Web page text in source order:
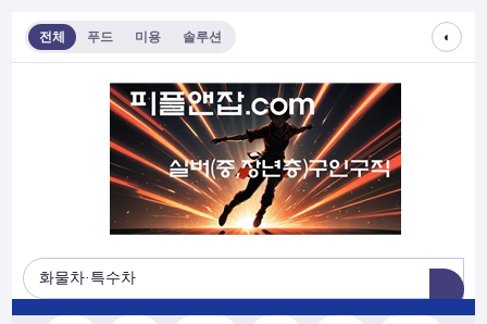
전체 푸드 미용 솔루션 ◐
롱라이프포토
[모집/안내] 스마트폰 하나로 시작하는 …